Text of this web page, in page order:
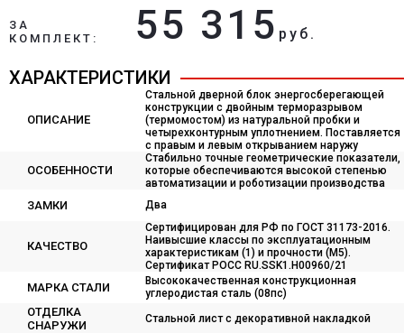
ЗА
КОМПЛЕКТ:
55 315 руб.
ХАРАКТЕРИСТИКИ
ОПИСАНИЕ
Стальной дверной блок энергосберегающей
конструкции с двойным терморазрывом
(термомостом) из натуральной пробки и
четырехконтурным уплотнением. Поставляется
с правым и левым открыванием наружу
ОСОБЕННОСТИ
Стабильно точные геометрические показатели,
которые обеспечиваются высокой степенью
автоматизации и роботизации производства
ЗАМКИ Два
КАЧЕСТВО
Сертифицирован для РФ по ГОСТ 31173-2016.
Наивысшие классы по эксплуатационным
характеристикам (1) и прочности (М5).
Сертификат POCC RU.SSK1.H00960/21
МАРКА СТАЛИ
Высококачественная конструкционная
углеродистая сталь (08пс)
ОТДЕЛКА
СНАРУЖИ
Стальной лист с декоративной накладкой